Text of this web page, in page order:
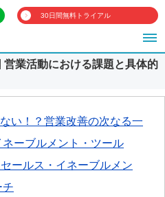
30日間無料トライアル
営業活動における課題と具体的
い！？営業改善の次なる一
ーブルメント・ツール
ールス・イネーブルメン
チ